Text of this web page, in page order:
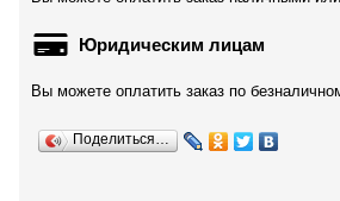
Юридическим лицам
Вы можете оплатить заказ по
Поделиться…